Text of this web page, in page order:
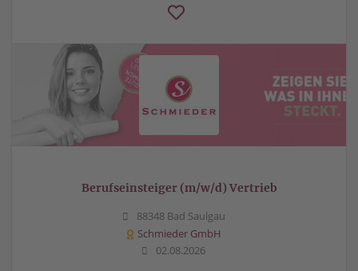
Berufseinsteiger (m/w/d) Vertrieb
88348 Bad Saulgau
Schmieder GmbH
02.08.2026